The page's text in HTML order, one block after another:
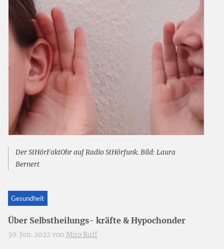
Der StHörFaktOhr auf Radio StHörfunk. Bild: Laura
Bernert
Gesundheit
Über Selbstheilungs- kräfte & Hypochonder
30. Jun. 2022 von Miro Ruff